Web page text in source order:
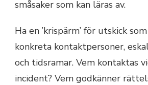
småsaker som kan läras av.
Ha en ’krispärm’ för utskick
konkreta kontaktpersoner,
och tidsramar. Vem kontaktas
incident? Vem godkänner